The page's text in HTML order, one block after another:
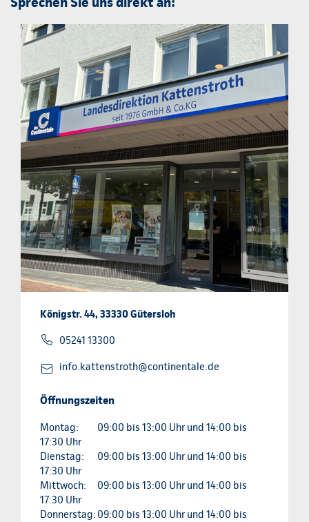
Königstr. 44, 33330 Gütersloh
05241 13300
info.kattenstroth@continentale.de
Öffnungszeiten
Montag:
09:00 bis 13:00 Uhr und 14:00 bis
17:30 Uhr
Dienstag:
09:00 bis 13:00 Uhr und 14:00 bis
17:30 Uhr
Mittwoch:
09:00 bis 13:00 Uhr und 14:00 bis
17:30 Uhr
Donnerstag: 09:00 bis 13:00 Uhr und 14:00 bis